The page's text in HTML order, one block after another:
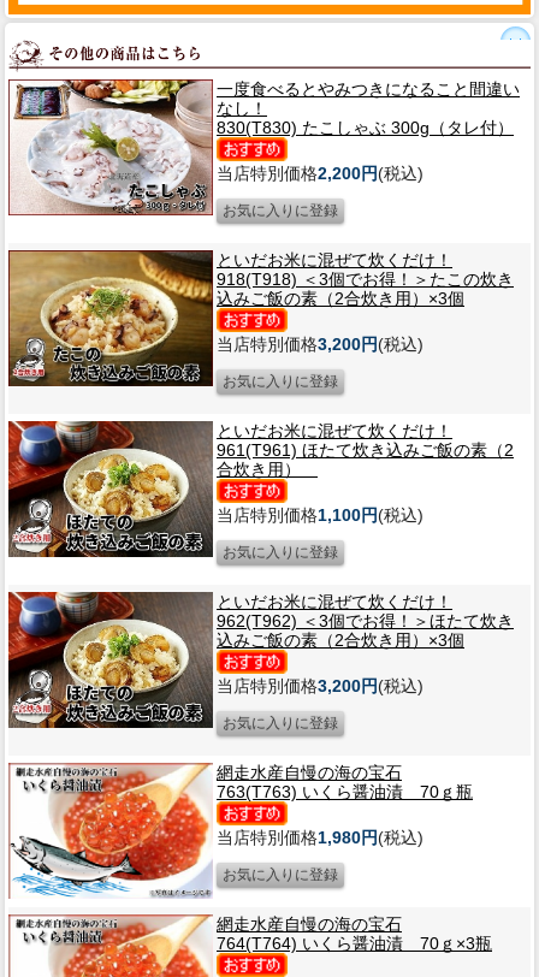
一度食べるとやみつきになること間違い
なし！
830(T830) たこしゃぶ 300g（タレ付）
当店特別価格2,200円(税込)
といだお米に混ぜて炊くだけ！
918(T918) ＜3個でお得！＞たこの炊き
込みご飯の素（2合炊き用）×3個
当店特別価格3,200円(税込)
といだお米に混ぜて炊くだけ！
961(T961) ほたて炊き込みご飯の素（2
合炊き用）
当店特別価格1,100円(税込)
といだお米に混ぜて炊くだけ！
962(T962) ＜3個でお得！＞ほたて炊き
込みご飯の素（2合炊き用）×3個
当店特別価格3,200円(税込)
網走水産自慢の海の宝石
763(T763) いくら醤油漬 70ｇ瓶
当店特別価格1,980円(税込)
網走水産自慢の海の宝石
764(T764) いくら醤油漬 70ｇ×3瓶